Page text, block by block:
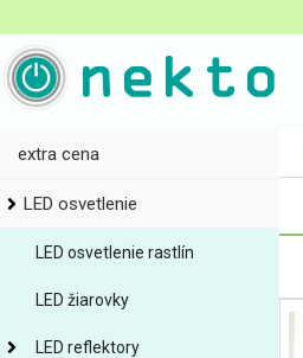
extra cena
LED osvetlenie
LED osvetlenie rastlín
LED žiarovky
LED reflektory